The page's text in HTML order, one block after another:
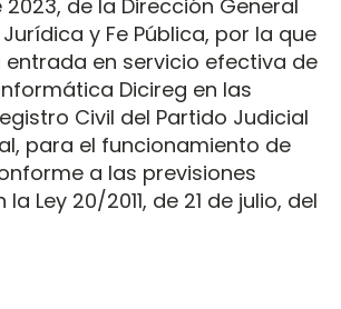
de la Dirección General
y Fe Pública, por la que
entrada en servicio efectiva de
Dicireg en las
Civil del Partido Judicial
para el funcionamiento de
a las previsiones
Ley 20/2011, de 21 de julio, del